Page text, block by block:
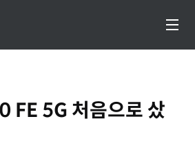
FE 5G 처음으로 샀